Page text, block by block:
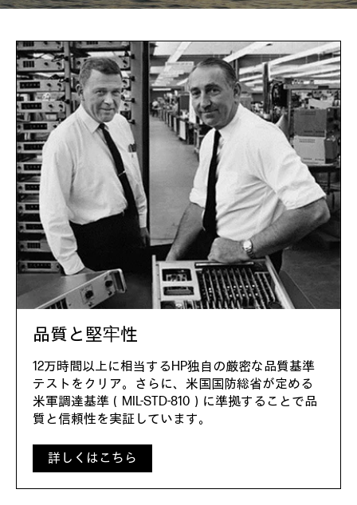
品質と堅牢性
12万時間以上に相当するHP独自の厳密な品質基準
テストをクリア。さらに、米国国防総省が定める
米軍調達基準（MIL-STD-810）に準拠することで品
質と信頼性を実証しています。
詳しくはこちら